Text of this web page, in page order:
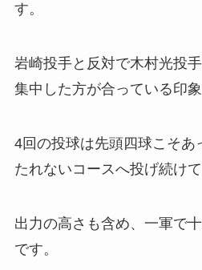
す。
岩崎投手と反対で木村光投
集中した方が合っている印象
4回の投球は先頭四球こそあ
たれないコースへ投げ続けて
出力の高さも含め、一軍で
です。